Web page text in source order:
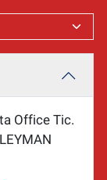
Office Tic.